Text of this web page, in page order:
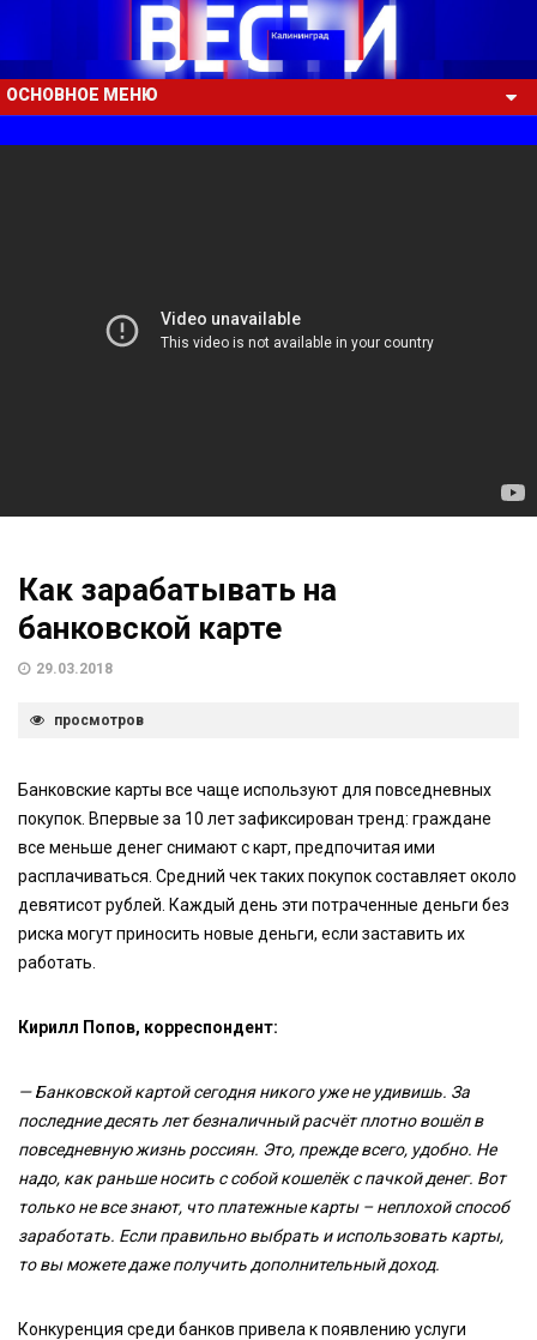
ОСНОВНОЕ МЕНЮ
Как зарабатывать на
банковской карте
29.03.2018
просмотров
Банковские карты все чаще используют для повседневных
покупок. Впервые за 10 лет зафиксирован тренд: граждане
все меньше денег снимают с карт, предпочитая ими
расплачиваться. Средний чек таких покупок составляет около
девятисот рублей. Каждый день эти потраченные деньги без
риска могут приносить новые деньги, если заставить их
работать.
Кирилл Попов, корреспондент:
— Банковской картой сегодня никого уже не удивишь. За
последние десять лет безналичный расчёт плотно вошёл в
повседневную жизнь россиян. Это, прежде всего, удобно. Не
надо, как раньше носить с собой кошелёк с пачкой денег. Вот
только не все знают, что платежные карты – неплохой способ
заработать. Если правильно выбрать и использовать карты,
то вы можете даже получить дополнительный доход.
Конкуренция среди банков привела к появлению услуги